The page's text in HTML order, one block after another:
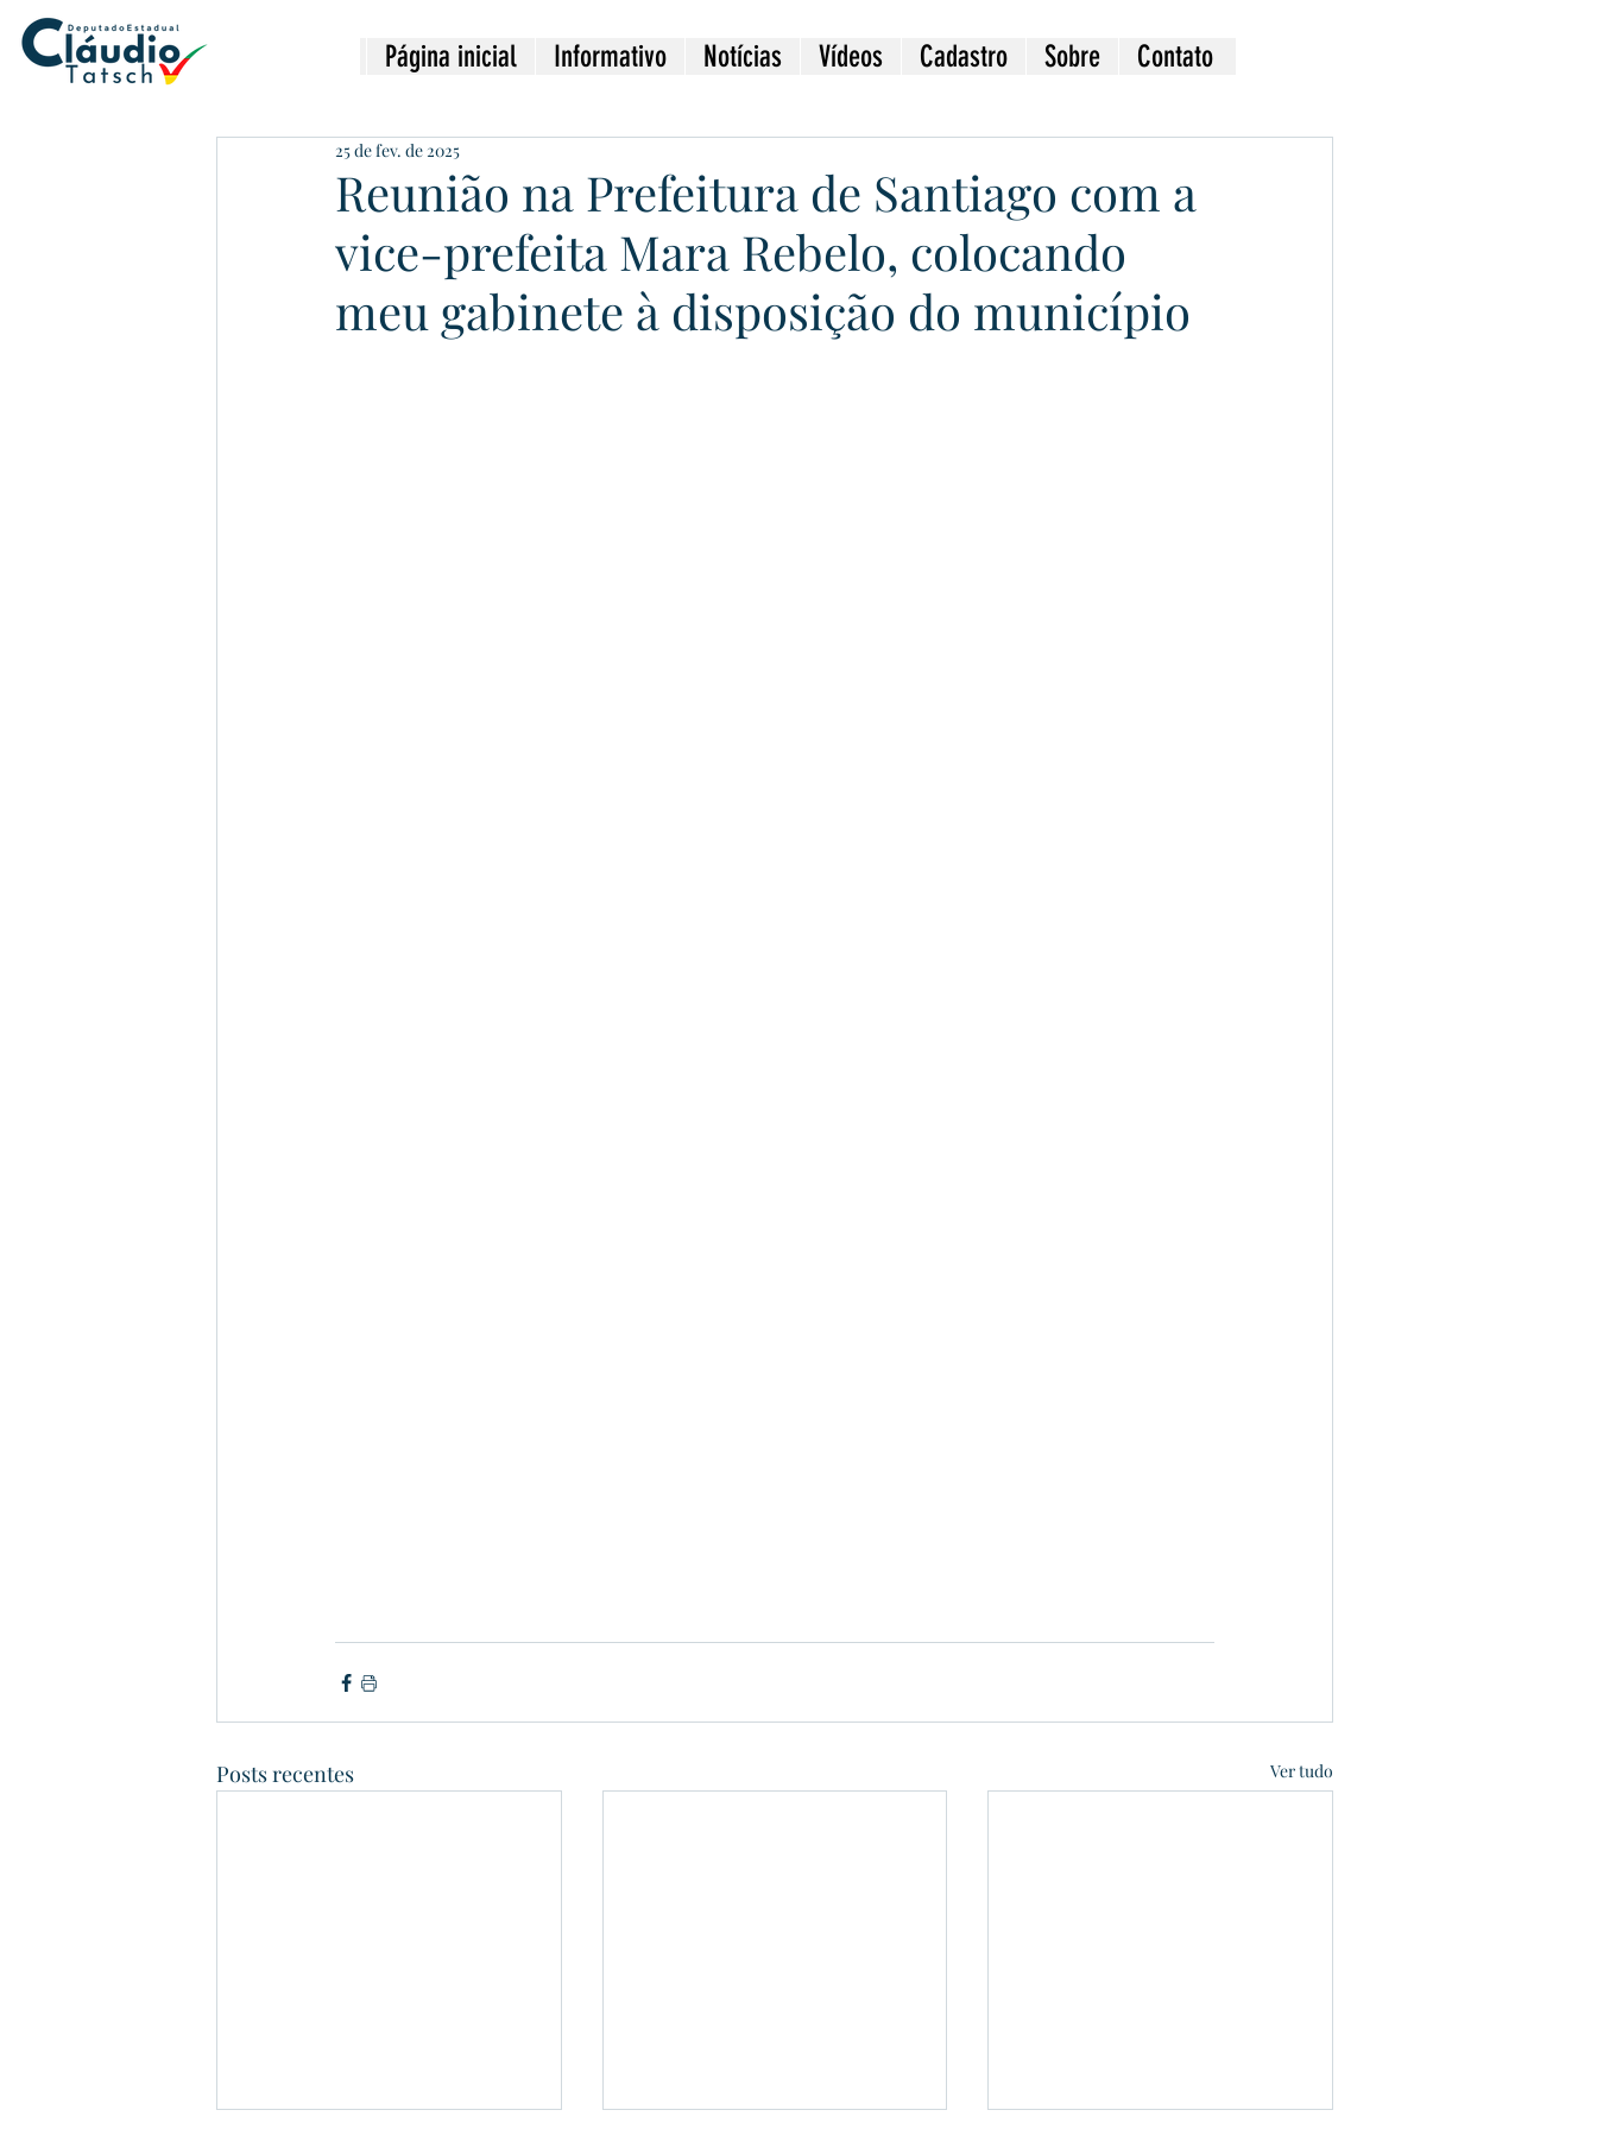
Página inicial Informativo Notícias Vídeos Cadastro Sobre Contato
Reunião na Prefeitura de Santiago com a
vice-prefeita Mara Rebelo, colocando
meu gabinete à disposição do município
25 de fev. de 2025
Posts recentes Ver tudo